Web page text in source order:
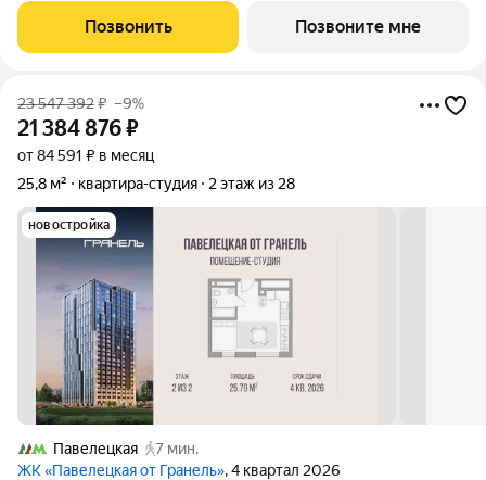
бизнес-класса в историческом Замоскворечье. Расположение
рядом с Садовым
Позвонить Позвоните мне
23 547 392₽ –9%
21 384 876₽
от 84 591 ₽ в месяц
25,8 м²
квартира-студия 2 этаж из 28
новостройка
Павелецкая
7 мин.
ЖК «Павелецкая от Гранель», 4 квартал 2026